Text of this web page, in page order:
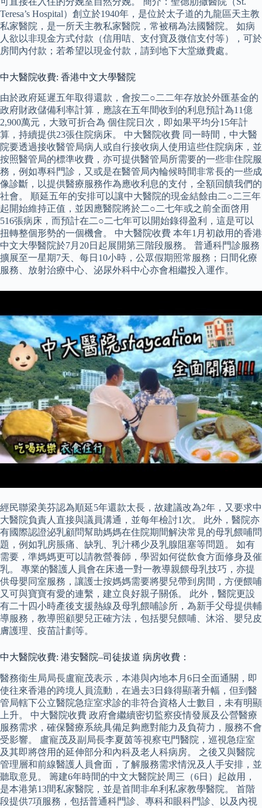
Teresa’s Hospital）創立於1940年，是位於太子道的九龍區天主教
私家醫院，是一所天主教私家醫院，常被稱為法國醫院。 如病
人欲以非現金方式付款（信用咭、支付寶及微信支付等），可於
房間內付款；若希望以現金付款，請到地下大堂繳費處。
中大醫院收費: 香港中文大學醫院
由於政府延遲五年取得還款，會按二○二二年存放於外匯基金的
政府財政儲備利率計算，應該在五年間收到的利息預計為11億
2,900萬元，大致可折合為 個住院日次，即如果平均分15年計
算，持續提供23張住院病床。 中大醫院收費 同一時間，中大醫
院要透過接收醫管局病人或自行接收病人使用這些住院病床，並
按照醫管局的標準收費，亦可提供醫管局所需要的一些非住院服
務，例如專科門診，又或是在醫管局內輪候時間非常長的一些成
像診斷，以提供醫療服務作為應收利息的支付，全額回饋我們的
社會。 順延五年的安排可以讓中大醫院的現金結餘由二○二三年
起開始維持正值，並因應醫院將於二○二七年或之前全面啓用
516張病床，而預計在二○二七年可以開始錄得盈利，這是可以
扭轉整個形勢的一個機會。 中大醫院收費 本年1月初啟用的香港
中文大學醫院於7月20日起展開第三階段服務。 普通科門診服務
擴展至一星期7天、每日10小時，公眾假期照常服務；日間化療
服務、放射治療中心、泌尿外科中心亦會相繼投入運作。
經民聯梁美芬認為順延5年還款太長，故建議改為2年，又要求中
大醫院負責人直接與議員溝通，並每年檢討1次。 此外，醫院亦
有國際認證泌乳顧問幫助媽媽在住院期間解決常見的母乳餵哺問
題，例如乳房脹痛、缺乳、乳汁稀少及乳腺阻塞等問題。 如有
需要，準媽媽更可以請教營養師，學習如何從飲食方面修身及催
乳。 專業的醫護人員會在床邊一對一教導親餵母乳技巧，亦提
供母嬰同室服務，讓護士按媽媽需要將嬰兒帶到房間，方便餵哺
又可與寶寶有愛的連繫，建立良好親子關係。 此外，醫院更設
有二十四小時產後支援熱線及母乳餵哺診所，為新手父母提供輔
導服務，教導照顧嬰兒正確方法，包括嬰兒餵哺、沐浴、嬰兒皮
膚護理、疫苗計劃等。
中大醫院收費: 港安醫院–司徒拔道 病房收費：
醫務衞生局局長盧寵茂表示，本港與內地本月6日全面通關，即
使往來香港的跨境人員流動，在過去3日錄得顯著升幅，但到醫
管局轄下公立醫院急症室求診的非符合資格人士數目，未有明顯
上升。 中大醫院收費 政府會繼續密切監察疫情發展及公營醫療
服務需求，確保醫療系統具備足夠應對能力及負荷力，服務不會
受影響。 盧寵茂及副局長李夏茵等視察屯門醫院，巡視急症室
及其即將啓用的延伸部分和內科及老人科病房。 之後又與醫院
管理層和前線醫護人員會面，了解服務需求情況及人手安排，並
聽取意見。 籌建6年時間的中文大醫院於周三（6日）起啟用，
是本港第13間私家醫院，並是首間非牟利私家教學醫院。 首階
段提供7項服務，包括普通科門診、專科和眼科門診、以及內視